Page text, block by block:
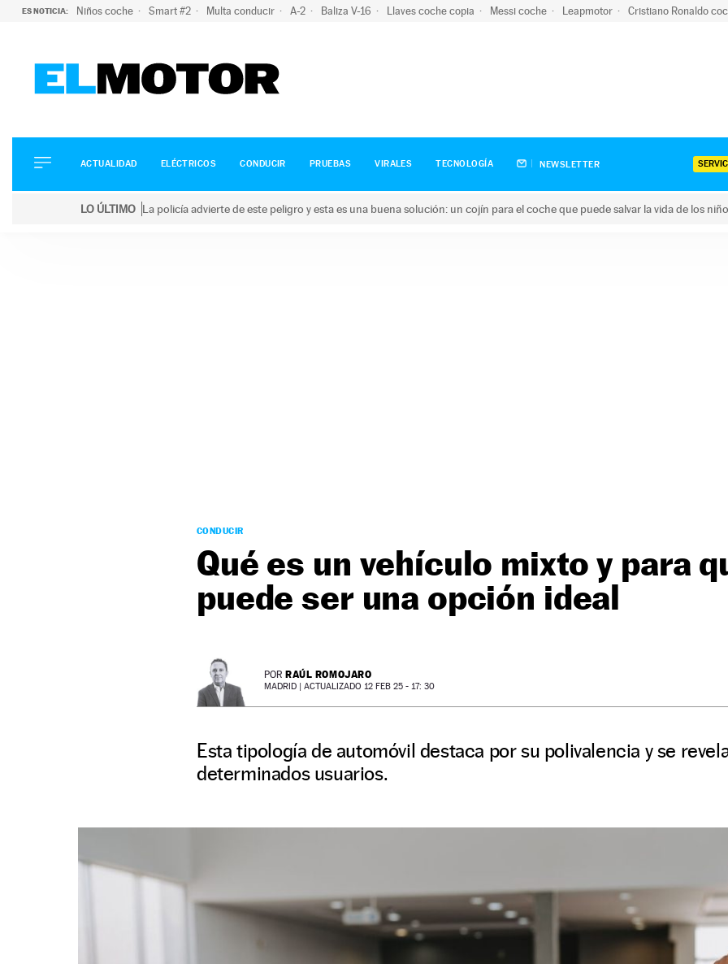
ES NOTICIA: Niños coche Smart #2 Multa conducir A-2 Baliza V-16 Llaves coche copia Messi coche Leapmotor Cristiano Ronaldo
ELÉCTRICOS
CONDUCIR
ACTUALIDAD ELÉCTRICOS CONDUCIR PRUEBAS VIRALES TECNOLOGÍA NEWSLETTER
LO ÚLTIMO La policía advierte de este peligro y esta es una buena solución: un cojín para el coche que puede salvar la vida de los
CONDUCIR
Qué es un vehículo mixto y para
puede ser una opción ideal
POR RAÚL ROMOJARO
MADRID | ACTUALIZADO 12 FEB 25 - 17: 30
Esta tipología de automóvil destaca por su polivalencia y se
determinados usuarios.